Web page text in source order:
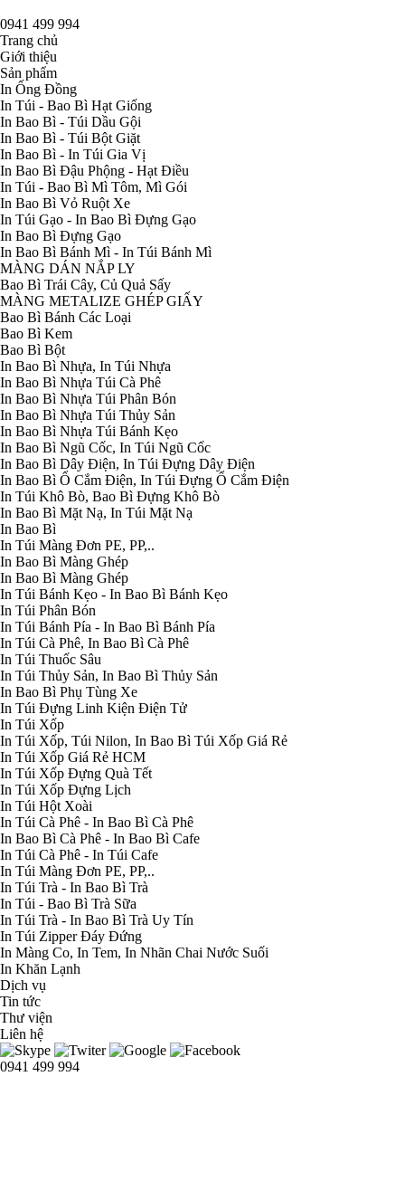
0941 499 994
Trang chủ
Giới thiệu
Sản phẩm
In Ống Đồng
In Túi - Bao Bì Hạt Giống
In Bao Bì - Túi Dầu Gội
In Bao Bì - Túi Bột Giặt
In Bao Bì - In Túi Gia Vị
In Bao Bì Đậu Phộng - Hạt Điều
In Túi - Bao Bì Mì Tôm, Mì Gói
In Bao Bì Vỏ Ruột Xe
In Túi Gạo - In Bao Bì Đựng Gạo
In Bao Bì Đựng Gạo
In Bao Bì Bánh Mì - In Túi Bánh Mì
MÀNG DÁN NẮP LY
Bao Bì Trái Cây, Củ Quả Sấy
MÀNG METALIZE GHÉP GIẤY
Bao Bì Bánh Các Loại
Bao Bì Kem
Bao Bì Bột
In Bao Bì Nhựa, In Túi Nhựa
In Bao Bì Nhựa Túi Cà Phê
In Bao Bì Nhựa Túi Phân Bón
In Bao Bì Nhựa Túi Thủy Sản
In Bao Bì Nhựa Túi Bánh Kẹo
In Bao Bì Ngũ Cốc, In Túi Ngũ Cốc
In Bao Bì Dây Điện, In Túi Đựng Dây Điện
In Bao Bì Ổ Cắm Điện, In Túi Đựng Ổ Cắm Điện
In Túi Khô Bò, Bao Bì Đựng Khô Bò
In Bao Bì Mặt Nạ, In Túi Mặt Nạ
In Bao Bì
In Túi Màng Đơn PE, PP,..
In Bao Bì Màng Ghép
In Bao Bì Màng Ghép
In Túi Bánh Kẹo - In Bao Bì Bánh Kẹo
In Túi Phân Bón
In Túi Bánh Pía - In Bao Bì Bánh Pía
In Túi Cà Phê, In Bao Bì Cà Phê
In Túi Thuốc Sâu
In Túi Thủy Sản, In Bao Bì Thủy Sản
In Bao Bì Phụ Tùng Xe
In Túi Đựng Linh Kiện Điện Tử
In Túi Xốp
In Túi Xốp, Túi Nilon, In Bao Bì Túi Xốp Giá Rẻ
In Túi Xốp Giá Rẻ HCM
In Túi Xốp Đựng Quà Tết
In Túi Xốp Đựng Lịch
In Túi Hột Xoài
In Túi Cà Phê - In Bao Bì Cà Phê
In Bao Bì Cà Phê - In Bao Bì Cafe
In Túi Cà Phê - In Túi Cafe
In Túi Màng Đơn PE, PP,..
In Túi Trà - In Bao Bì Trà
In Túi - Bao Bì Trà Sữa
In Túi Trà - In Bao Bì Trà Uy Tín
In Túi Zipper Đáy Đứng
In Màng Co, In Tem, In Nhãn Chai Nước Suối
In Khăn Lạnh
Dịch vụ
Tin tức
Thư viện
Liên hệ
0941 499 994